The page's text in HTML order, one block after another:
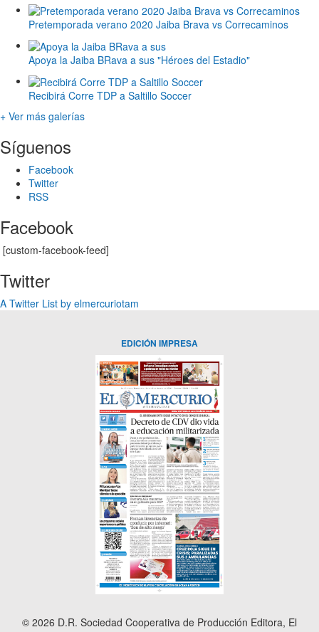
Pretemporada verano 2020 Jaiba Brava vs Correcaminos
Apoya la Jaiba BRava a sus "Héroes del Estadio"
Recibirá Corre TDP a Saltillo Soccer
+ Ver más galerías
Síguenos
Facebook
Twitter
RSS
Facebook
[custom-facebook-feed]
Twitter
A Twitter List by elmercuriotam
EDICIÓN IMPRESA
© 2026 D.R. Sociedad Cooperativa de Producción Editora, El